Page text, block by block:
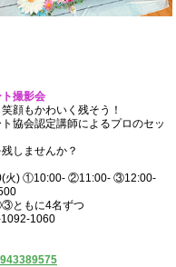
撮影会
顔もかわいく残そう！
協会認定講師によるプロのセッ
しませんか？
火) ①10:00- ②11:00- ③12:00-
2500
ともに4名ずつ
1092-1060